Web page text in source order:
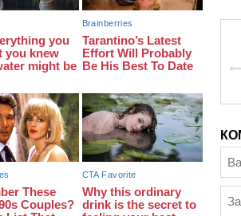
“Черкасиводоканал” пропонує
підвищити тарифи на воду та
водовідведення з 2027 року